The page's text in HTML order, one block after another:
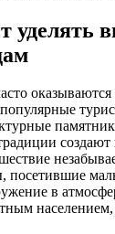
уделять
оказываются
посетившие
в
населением,